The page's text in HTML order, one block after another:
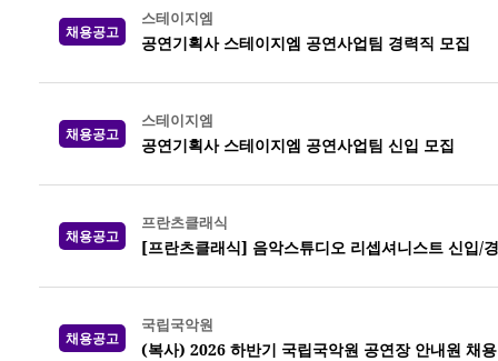
채용공고
스테이지엠
공연기획사 스테이지엠 공연사업팀 경력직 모집
채용공고
스테이지엠
공연기획사 스테이지엠 공연사업팀 신입 모집
채용공고
프란츠클래식
[프란츠클래식] 음악스튜디오 리셉셔니스트 신입/
채용공고
국립국악원
(복사) 2026 하반기 국립국악원 공연장 안내원 채